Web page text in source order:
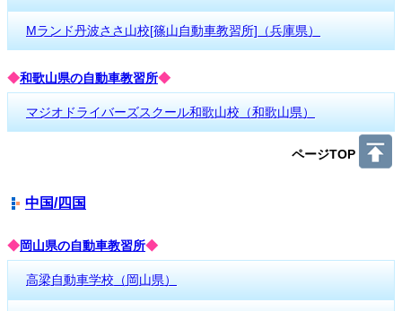
Mランド丹波ささ山校[篠山自動車教習所]（兵庫県）
◆和歌山県の自動車教習所◆
マジオドライバーズスクール和歌山校（和歌山県）
ページTOP
中国/四国
◆岡山県の自動車教習所◆
高梁自動車学校（岡山県）